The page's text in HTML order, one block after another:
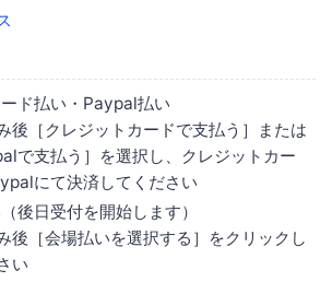
ド払い・Paypal払い
後［クレジットカードで支払う］または
で支払う］を選択し、クレジットカー
にて決済してください
後日受付を開始します）
後［会場払いを選択する］をクリックし
い